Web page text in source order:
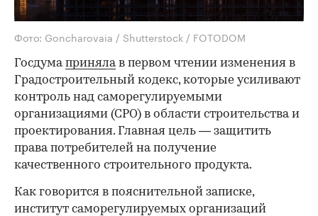
Фото: Goncharovaia / Shutterstock / FOTODOM
Госдумапринялав первом чтении изменения в
Градостроительный кодекс, которые усиливают
контроль над саморегулируемыми
организациями (СРО) в области строительства и
проектирования. Главная цель — защитить
права потребителей на получение
качественного строительного продукта.
Как говорится в пояснительной записке,
институт саморегулируемых организаций